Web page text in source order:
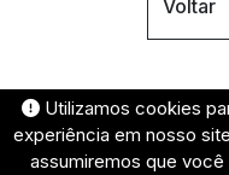
Utilizamos cookies
experiência em nosso
assumiremos que
Voltar